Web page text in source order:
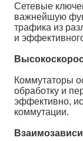
Сетевые
важнейшую
трафика из
и
Коммутаторы
обработку и
эффективно,
коммутации.